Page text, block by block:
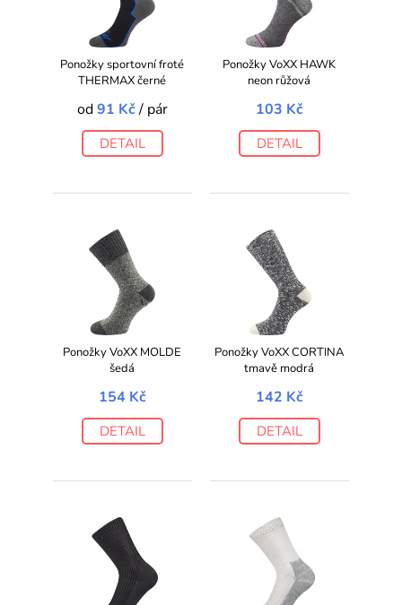
Ponožky sportovní froté
THERMAX černé
od91 Kč/ pár
DETAIL
Ponožky VoXX HAWK
neon růžová
103 Kč
DETAIL
Ponožky VoXX MOLDE
šedá
154 Kč
DETAIL
Ponožky VoXX CORTINA
tmavě modrá
142 Kč
DETAIL